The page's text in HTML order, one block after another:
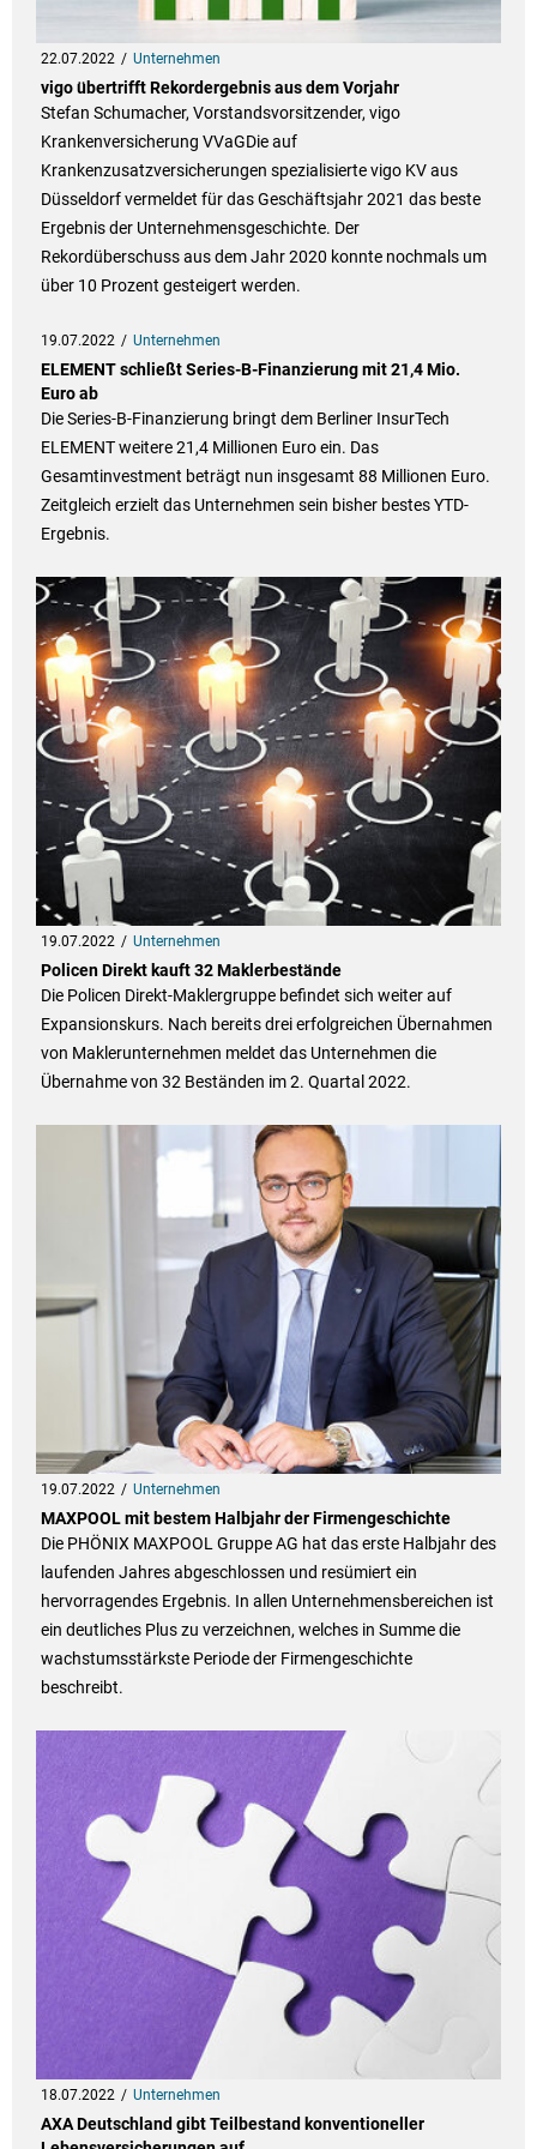
22.07.2022 Unternehmen
vigo übertrifft Rekordergebnis aus dem Vorjahr
Stefan Schumacher, Vorstandsvorsitzender, vigo
Krankenversicherung VVaGDie auf
Krankenzusatzversicherungen spezialisierte vigo KV aus
Düsseldorf vermeldet für das Geschäftsjahr 2021 das beste
Ergebnis der Unternehmensgeschichte. Der
Rekordüberschuss aus dem Jahr 2020 konnte nochmals um
über 10 Prozent gesteigert werden.
19.07.2022 Unternehmen
ELEMENT schließt Series-B-Finanzierung mit 21,4 Mio.
Euro ab
Die Series-B-Finanzierung bringt dem Berliner InsurTech
ELEMENT weitere 21,4 Millionen Euro ein. Das
Gesamtinvestment beträgt nun insgesamt 88 Millionen Euro.
Zeitgleich erzielt das Unternehmen sein bisher bestes YTD-
Ergebnis.
19.07.2022 Unternehmen
Policen Direkt kauft 32 Maklerbestände
Die Policen Direkt-Maklergruppe befindet sich weiter auf
Expansionskurs. Nach bereits drei erfolgreichen Übernahmen
von Maklerunternehmen meldet das Unternehmen die
Übernahme von 32 Beständen im 2. Quartal 2022.
19.07.2022 Unternehmen
MAXPOOL mit bestem Halbjahr der Firmengeschichte
Die PHÖNIX MAXPOOL Gruppe AG hat das erste Halbjahr des
laufenden Jahres abgeschlossen und resümiert ein
hervorragendes Ergebnis. In allen Unternehmensbereichen ist
ein deutliches Plus zu verzeichnen, welches in Summe die
wachstumsstärkste Periode der Firmengeschichte
beschreibt.
18.07.2022 Unternehmen
AXA Deutschland gibt Teilbestand konventioneller